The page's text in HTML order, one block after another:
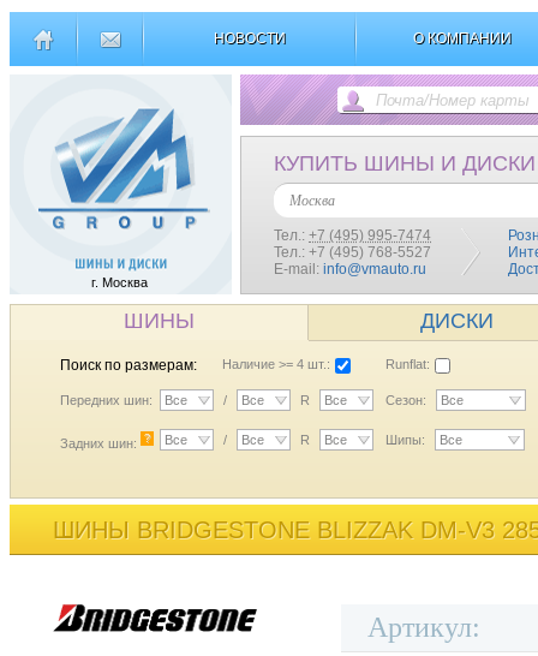
НОВОСТИ О КОМПАНИИ
г. Москва
КУПИТЬ ШИНЫ И ДИСКИ
Москва
Тел.: +7 (495) 995-7474
Тел.: +7 (495) 768-5527
E-mail: info@vmauto.ru
ШИНЫ ДИСКИ
Поиск по размерам: Наличие >= 4 шт.: Runflat:
Передних шин: Все / Все R Все Сезон: Все
Задних шин: ? Все / Все R Все Шипы: Все
ШИНЫ BRIDGESTONE BLIZZAK DM-V3
Артикул: